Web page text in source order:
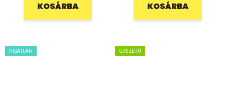
KOSÁRBA KOSÁRBA
HIBÁTLAN ÚJSZERŰ